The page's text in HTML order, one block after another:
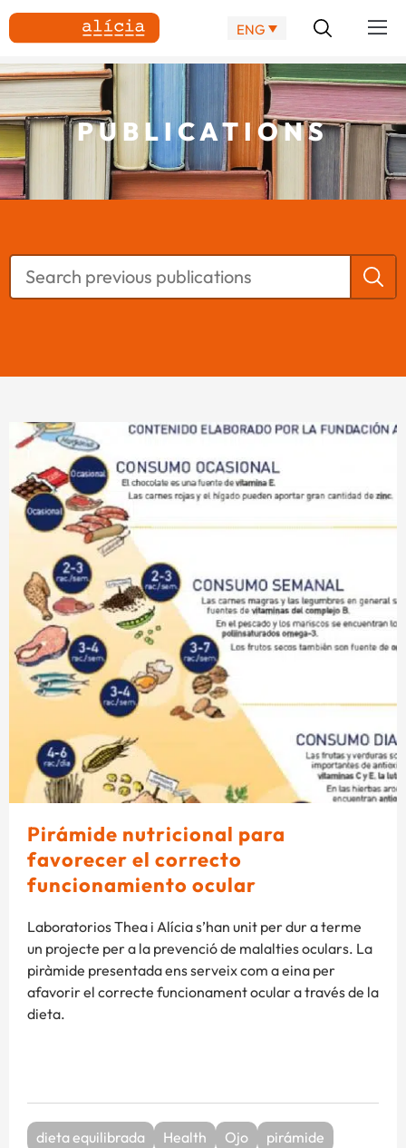
ENG
PUBLICATIONS
Pirámide nutricional para
favorecer el correcto
funcionamiento ocular
Laboratorios Thea i Alícia s’han unit per dur a terme
un projecte per a la prevenció de malalties oculars. La
piràmide presentada ens serveix com a eina per
afavorir el correcte funcionament ocular a través de la
dieta.
dieta equilibrada Health Ojo
pirámide